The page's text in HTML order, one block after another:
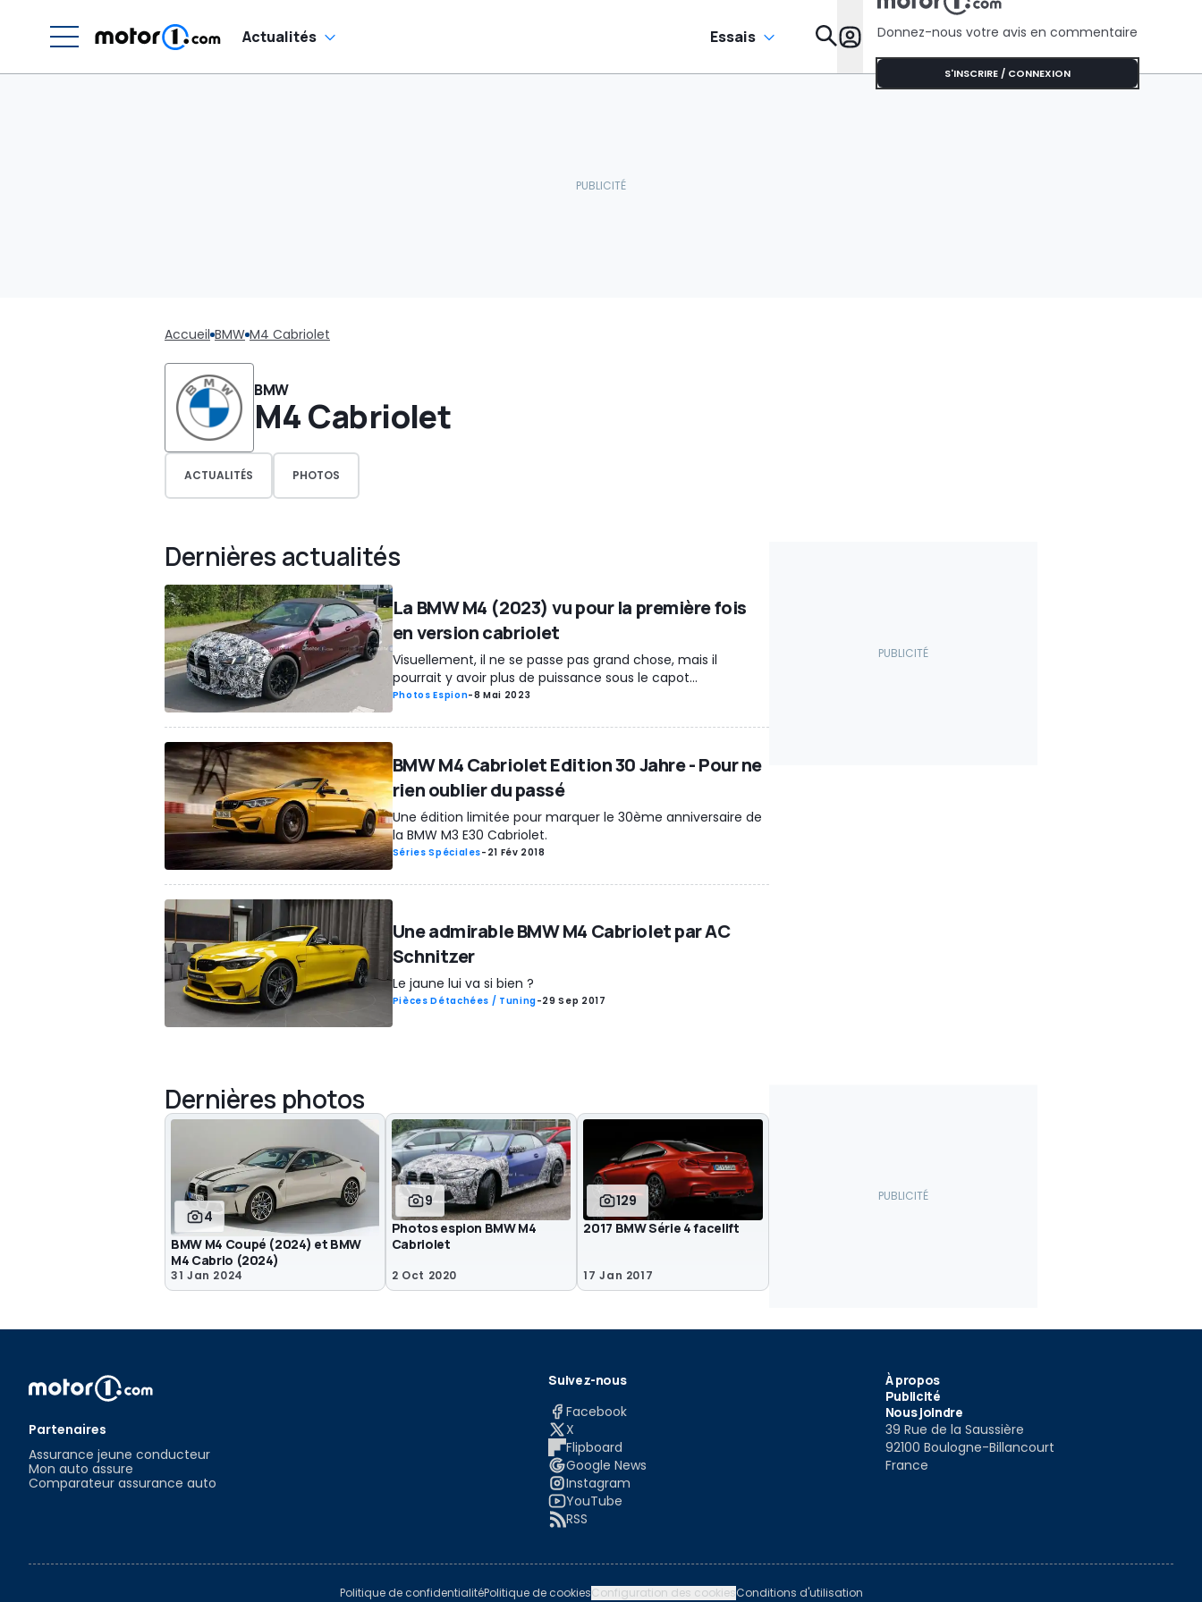
Actualités Essais Donnez-nous votre avis en commentaire
S'INSCRIRE / CONNEXION
Accueil BMW M4 Cabriolet
BMW
M4 Cabriolet
ACTUALITÉS PHOTOS
Dernières actualités
La BMW M4 (2023) vu pour la première fois
en version cabriolet
Visuellement, il ne se passe pas grand chose, mais il
pourrait y avoir plus de puissance sous le capot...
Photos Espion-8 Mai 2023
BMW M4 Cabriolet Edition 30 Jahre - Pour ne
rien oublier du passé
Une édition limitée pour marquer le 30ème anniversaire de
la BMW M3 E30 Cabriolet.
Séries Spéciales- 21 Fév 2018
Une admirable BMW M4 Cabriolet par AC
Schnitzer
Le jaune lui va si bien ?
Pièces Détachées / Tuning-29 Sep 2017
Dernières photos
4
BMW M4 Coupé (2024) et BMW
M4 Cabrio (2024)
31 Jan 2024
9
Photos espion BMW M4
Cabriolet
2 Oct 2020
129
2017 BMW Série 4 facelift
17 Jan 2017
Partenaires
Assurance jeune conducteur
Mon auto assure
Comparateur assurance auto
Suivez-nous
Facebook
X
Flipboard
Google News
Instagram
YouTube
RSS
À propos
Publicité
Nous joindre
39 Rue de la Saussière
92100 Boulogne-Billancourt
France
Politique de confidentialitéPolitique de cookiesConfiguration des cookiesConditions d'utilisation